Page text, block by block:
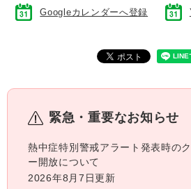
Googleカレンダーへ登録
緊急・重要なお知らせ
熱中症特別警戒アラート発表時の
ー開放について
2026年8月7日更新